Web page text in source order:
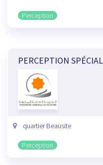
Perception
PERCEPTION
quartier Beausite
Perception